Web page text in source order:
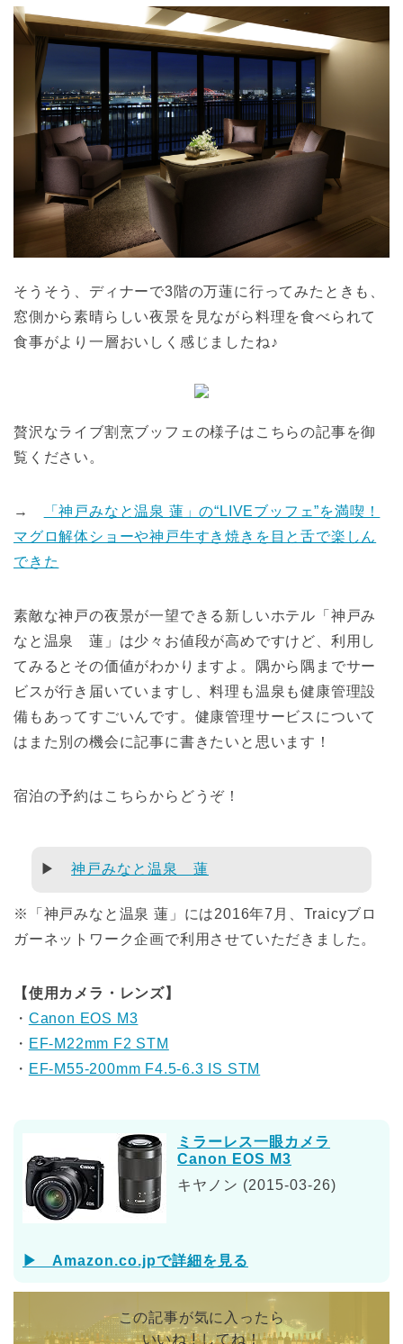
そうそう、ディナーで3階の万蓮に行ってみたときも、
窓側から素晴らしい夜景を見ながら料理を食べられて
食事がより一層おいしく感じましたね♪
贅沢なライブ割烹ブッフェの様子はこちらの記事を御
覧ください。
→
「神戸みなと温泉 蓮」の“LIVEブッフェ”を満喫！
マグロ解体ショーや神戸牛すき焼きを目と舌で楽しん
できた
素敵な神戸の夜景が一望できる新しいホテル「神戸み
なと温泉 蓮」は少々お値段が高めですけど、利用し
てみるとその価値がわかりますよ。隅から隅までサー
ビスが行き届いていますし、料理も温泉も健康管理設
備もあってすごいんです。健康管理サービスについて
はまた別の機会に記事に書きたいと思います！
宿泊の予約はこちらからどうぞ！
▶ 神戸みなと温泉 蓮
※「神戸みなと温泉 蓮」には2016年7月、Traicyブロ
ガーネットワーク企画で利用させていただきました。
【使用カメラ・レンズ】
・ Canon EOS M3
・ EF-M22mm F2 STM
・ EF-M55-200mm F4.5-6.3 IS STM
ミラーレス一眼カメラ
Canon EOS M3
キヤノン (2015-03-26)
▶ Amazon.co.jpで詳細を見る
この記事が気に入ったら
いいね ! してね！